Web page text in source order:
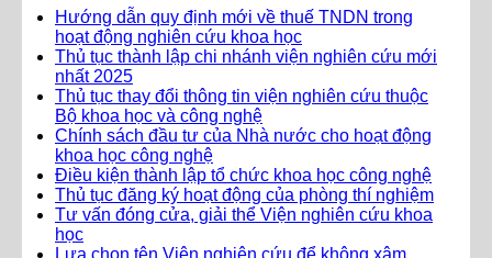
Hướng dẫn quy định mới về thuế TNDN trong
hoạt động nghiên cứu khoa học
Thủ tục thành lập chi nhánh viện nghiên cứu mới
nhất 2025
Thủ tục thay đổi thông tin viện nghiên cứu thuộc
Bộ khoa học và công nghệ
Chính sách đầu tư của Nhà nước cho hoạt động
khoa học công nghệ
Điều kiện thành lập tổ chức khoa học công nghệ
Thủ tục đăng ký hoạt động của phòng thí nghiệm
Tư vấn đóng cửa, giải thể Viện nghiên cứu khoa
học
Lựa chọn tên Viện nghiên cứu để không xâm